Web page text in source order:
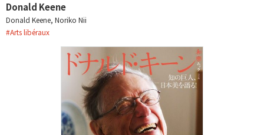
Donald Keene
Donald Keene, Noriko Nii
#Arts libéraux